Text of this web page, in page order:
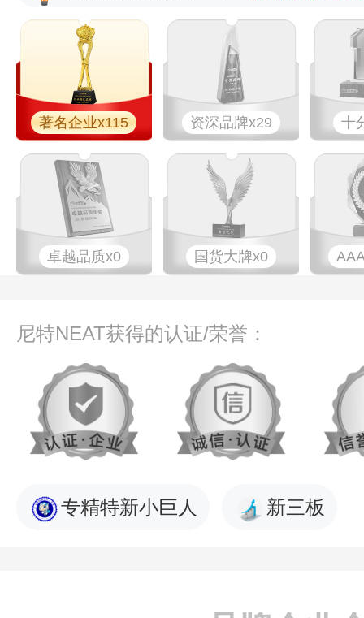
著名企业x115 资深品牌x29 十
卓越品质x0 国货大牌x0
尼特NEAT获得的认证/荣誉：
专精特新小巨人 新三板